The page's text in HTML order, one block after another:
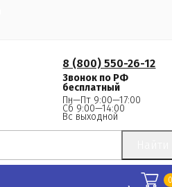
8 (800) 550-26-12
Звонок по РФ
бесплатный
Пн—Пт 9:00—17:00
Сб 9:00—14:00
Вс выходной